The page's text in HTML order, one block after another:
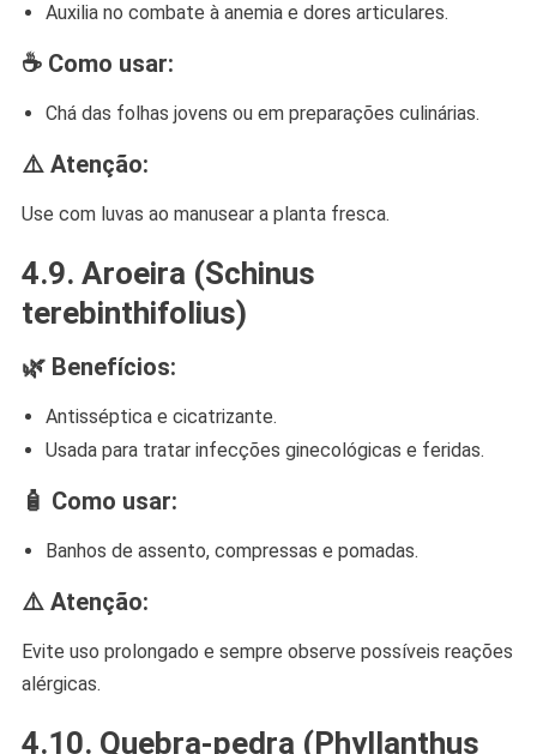
Auxilia no combate à anemia e dores articulares.
☕ Como usar:
Chá das folhas jovens ou em preparações culinárias.
⚠️ Atenção:
Use com luvas ao manusear a planta fresca.
4.9. Aroeira (Schinus
terebinthifolius)
🌿 Benefícios:
Antisséptica e cicatrizante.
Usada para tratar infecções ginecológicas e feridas.
🧴 Como usar:
Banhos de assento, compressas e pomadas.
⚠️ Atenção:
Evite uso prolongado e sempre observe possíveis reações
alérgicas.
4.10. Quebra-pedra (Phyllanthus